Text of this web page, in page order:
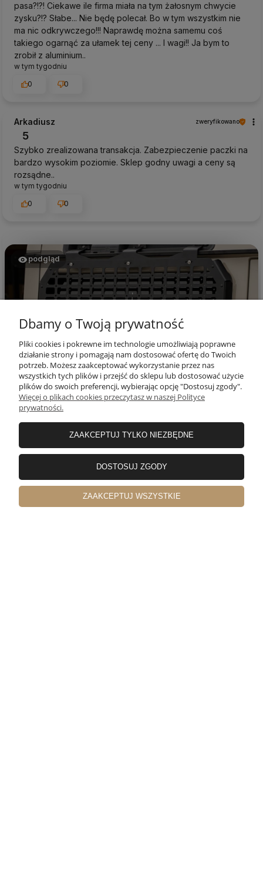
pasa?!?! Ciekawe ile firma miała na tym żałosnym chwycie
zysku?!? Słabe... Nie będę polecał. Bo w tym wszystkim nie
ma nic odkrywczego!!! Naprawdę można samemu coś
takiego ogarnąć za ułamek tej ceny ... I wagi!! Ja bym to
zrobił z aluminium..
w tym tygodniu
0
0
Arkadiusz zweryfikowano
5
Szybko zrealizowana transakcja. Zabezpieczenie paczki na
bardzo wysokim poziomie. Sklep godny uwagi a ceny są
rozsądne..
w tym tygodniu
0
0
podgląd
Wojciech zweryfikowano
5
Dobra, prosta konstrukcja, sprawdziła się w terenie.
Wygląda efektownie, wykonanie solidne. Polecam
w tym miesiącu
Dbamy o Twoją prywatność
Pliki cookies i pokrewne im technologie umożliwiają poprawne
działanie strony i pomagają nam dostosować ofertę do Twoich
potrzeb. Możesz zaakceptować wykorzystanie przez nas
wszystkich tych plików i przejść do sklepu lub dostosować użycie
plików do swoich preferencji, wybierając opcję "Dostosuj zgody".
Więcej o plikach cookies przeczytasz w naszej Polityce
prywatności.
ZAAKCEPTUJ TYLKO NIEZBĘDNE
DOSTOSUJ ZGODY
ZAAKCEPTUJ WSZYSTKIE